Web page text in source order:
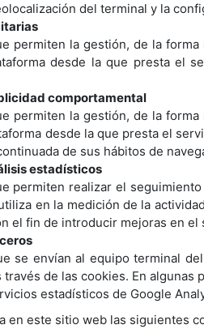
del terminal y la
permiten la gestión, de la
desde la que presta el
comportamental
permiten la gestión, de la
desde la que presta el
de sus hábitos de
estadísticos
permiten realizar el
en la medición de la
el fin de introducir mejoras en
se envían al equipo terminal
de las cookies. En
estadísticos de Google
en este sitio web las siguientes